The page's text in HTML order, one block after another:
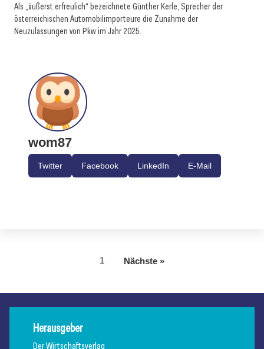
Als „äußerst erfreulich“ bezeichnete Günther Kerle, Sprecher der
österreichischen Automobilimporteure die Zunahme der
Neuzulassungen von Pkw im Jahr 2025.
wom87
Twitter Facebook LinkedIn E-Mail
1 Nächste »
Herausgeber
Der Wirtschaftsverlag